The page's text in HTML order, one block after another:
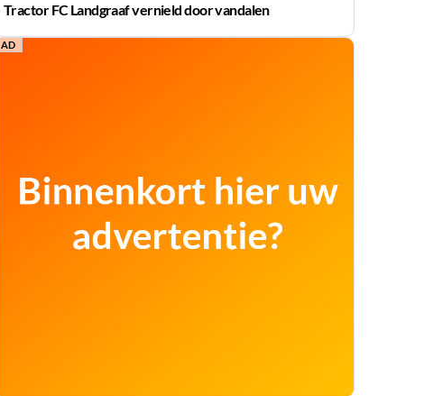
Tractor FC Landgraaf vernield door vandalen
AD